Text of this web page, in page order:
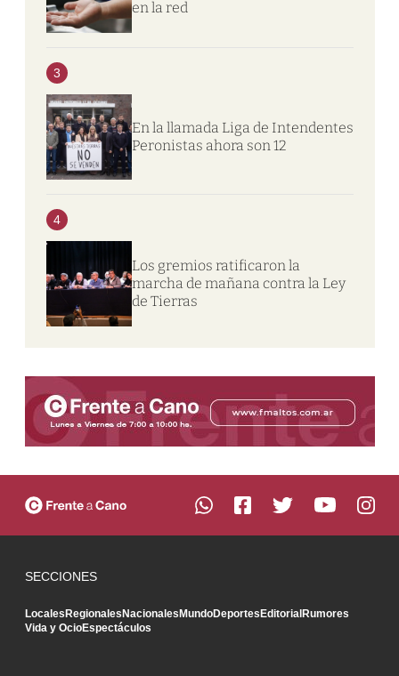
en la red
3
En la llamada Liga de Intendentes
Peronistas ahora son 12
4
Los gremios ratificaron la
marcha de mañana contra la Ley
de Tierras
SECCIONES
LocalesRegionalesNacionalesMundoDeportesEditorialRumores
Vida y OcioEspectáculos